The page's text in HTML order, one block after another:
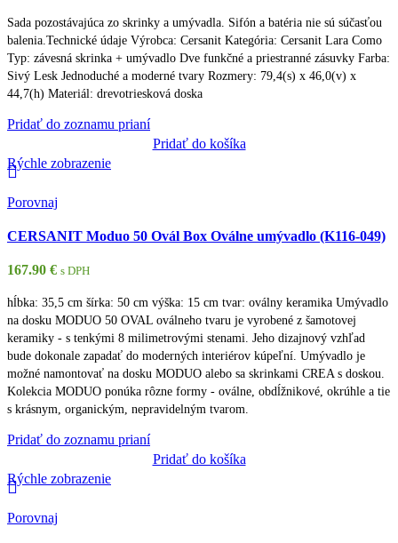
Sada pozostávajúca zo skrinky a umývadla. Sifón a batéria nie sú súčasťou
balenia.Technické údaje Výrobca: Cersanit Kategória: Cersanit Lara Como
Typ: závesná skrinka + umývadlo Dve funkčné a priestranné zásuvky Farba:
Sivý Lesk Jednoduché a moderné tvary Rozmery: 79,4(s) x 46,0(v) x
44,7(h) Materiál: drevotriesková doska
Pridať do zoznamu prianí
Pridať do košíka
Rýchle zobrazenie
Porovnaj
CERSANIT Moduo 50 Ovál Box Oválne umývadlo (K116-049)
167.90 € s DPH
hĺbka: 35,5 cm šírka: 50 cm výška: 15 cm tvar: oválny keramika Umývadlo
na dosku MODUO 50 OVAL oválneho tvaru je vyrobené z šamotovej
keramiky - s tenkými 8 milimetrovými stenami. Jeho dizajnový vzhľad
bude dokonale zapadať do moderných interiérov kúpeľní. Umývadlo je
možné namontovať na dosku MODUO alebo sa skrinkami CREA s doskou.
Kolekcia MODUO ponúka rôzne formy - oválne, obdĺžnikové, okrúhle a tie
s krásnym, organickým, nepravidelným tvarom.
Pridať do zoznamu prianí
Pridať do košíka
Rýchle zobrazenie
Porovnaj